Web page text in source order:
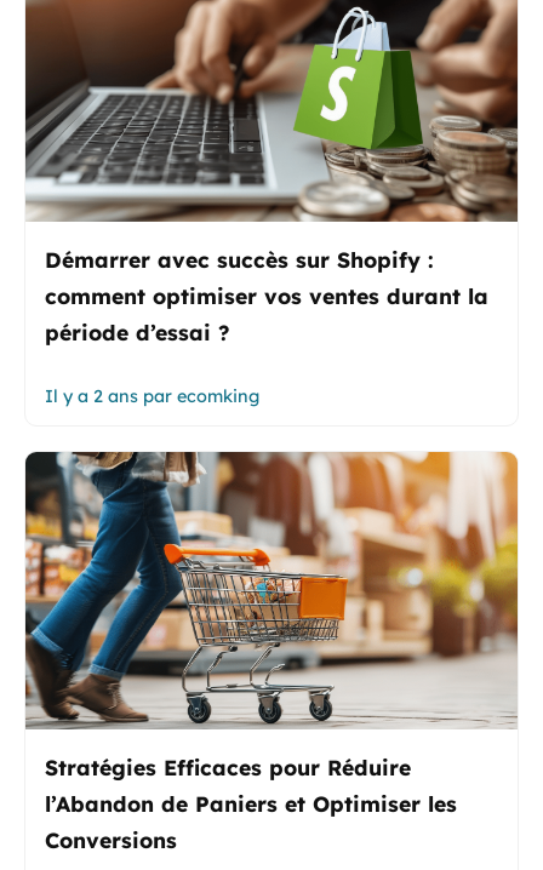
Démarrer avec succès sur Shopify :
comment optimiser vos ventes durant la
période d’essai ?
Il y a 2 ans par ecomking
Stratégies Efficaces pour Réduire
l’Abandon de Paniers et Optimiser les
Conversions